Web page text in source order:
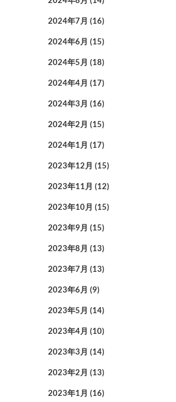
2024年7月 (16)
2024年6月 (15)
2024年5月 (18)
2024年4月 (17)
2024年3月 (16)
2024年2月 (15)
2024年1月 (17)
2023年12月 (15)
2023年11月 (12)
2023年10月 (15)
2023年9月 (15)
2023年8月 (13)
2023年7月 (13)
2023年6月 (9)
2023年5月 (14)
2023年4月 (10)
2023年3月 (14)
2023年2月 (13)
2023年1月 (16)